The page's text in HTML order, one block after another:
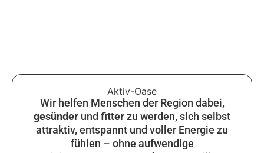
Aktiv-Oase
Wir helfen Menschen der Region dabei,
gesünder und fitterzu werden, sich selbst
attraktiv, entspannt und voller Energie zu
fühlen – ohne aufwendige